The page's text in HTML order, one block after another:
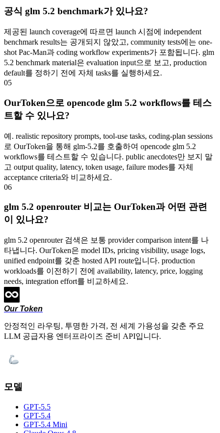
공식 glm 5.2 benchmark가 있나요?
제공된 launch coverage에 따르면 launch 시점에 independent
benchmark results는 공개되지 않았고, community tests에는 one-
shot Pac-Man과 coding workflow experiments가 포함됩니다. glm
5.2 benchmark material은 evaluation input으로 보고, production
default를 정하기 전에 자체 tasks를 실행하세요.
05
OurToken으로 opencode glm 5.2 workflows를 테스
트할 수 있나요?
예. realistic repository prompts, tool-use tasks, coding-plan sessions
로 OurToken을 통해 glm-5.2를 호출하여 opencode glm 5.2
workflows를 테스트할 수 있습니다. public anecdotes만 보지 말
고 output quality, latency, token usage, failure modes를 자체
acceptance criteria와 비교하세요.
06
glm 5.2 openrouter 비교는 OurToken과 어떤 관련
이 있나요?
glm 5.2 openrouter 검색은 보통 provider comparison intent를 나
타냅니다. OurToken은 model IDs, pricing visibility, usage logs,
unified endpoint를 갖춘 hosted API route입니다. production
workloads를 이전하기 전에 availability, latency, price, logging
needs, integration effort를 비교하세요.
Our Token
안정적인 라우팅, 투명한 가격, 전 세계 가용성을 갖춘 주요
LLM 공급자용 엔터프라이즈 준비 API입니다.
모델
GPT-5.5
GPT-5.4
GPT-5.4 Mini